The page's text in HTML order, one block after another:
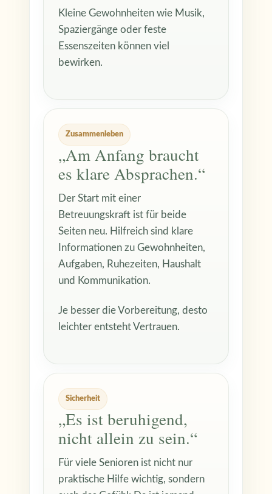
Kleine Gewohnheiten wie Musik,
Spaziergänge oder feste
Essenszeiten können viel
bewirken.
Zusammenleben
„Am Anfang braucht
es klare Absprachen.“
Der Start mit einer
Betreuungskraft ist für beide
Seiten neu. Hilfreich sind klare
Informationen zu Gewohnheiten,
Aufgaben, Ruhezeiten, Haushalt
und Kommunikation.
Je besser die Vorbereitung, desto
leichter entsteht Vertrauen.
Sicherheit
„Es ist beruhigend,
nicht allein zu sein.“
Für viele Senioren ist nicht nur
praktische Hilfe wichtig, sondern